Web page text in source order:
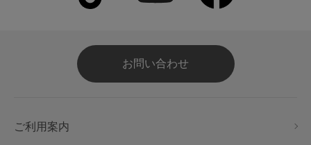
お問い合わせ
ご利用案内